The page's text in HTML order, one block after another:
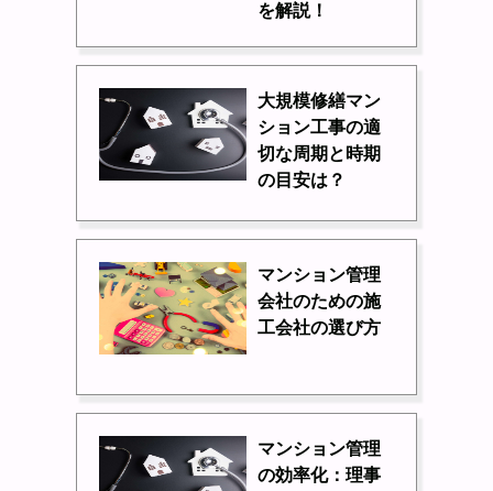
を解説！
大規模修繕マン
ション工事の適
切な周期と時期
の目安は？
マンション管理
会社のための施
工会社の選び方
マンション管理
の効率化：理事